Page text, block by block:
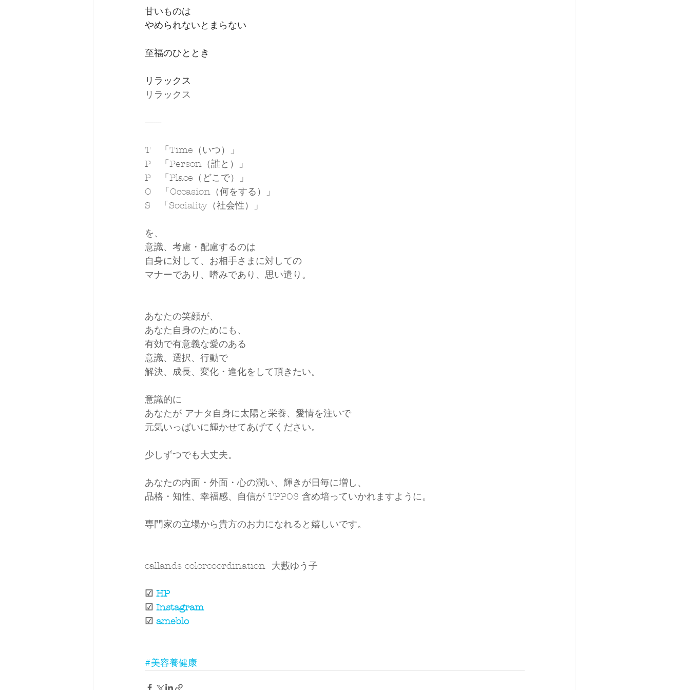
甘いものは
やめられないとまらない
至福のひととき
リラックス
リラックス
--------
T　「Time（いつ）」
P　「Person（誰と）」
P　「Place（どこで）」
O　「Occasion（何をする）」
S　「Sociality（社会性）」
を、
意識、考慮・配慮するのは
自身に対して、お相手さまに対しての
マナーであり、嗜みであり、思い遣り。
あなたの笑顔が、
あなた自身のためにも、
有効で有意義な愛のある
意識、選択、行動で
解決、成長、変化・進化をして頂きたい。
意識的に
あなたが アナタ自身に太陽と栄養、愛情を注いで
元気いっぱいに輝かせてあげてください。
少しずつでも大丈夫。
あなたの内面・外面・心の潤い、輝きが日毎に増し、
品格・知性、幸福感、自信が TPPOS 含め培っていかれますように。
専門家の立場から貴方のお力になれると嬉しいです。
callands colorcoordination  大藪ゆう子
☑ HP
☑ Instagram
☑ ameblo​
#美容養健康